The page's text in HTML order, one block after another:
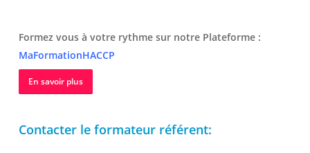
Formez vous à votre rythme sur notre Plateforme :
MaFormationHACCP
En savoir plus
Contacter le formateur référent: